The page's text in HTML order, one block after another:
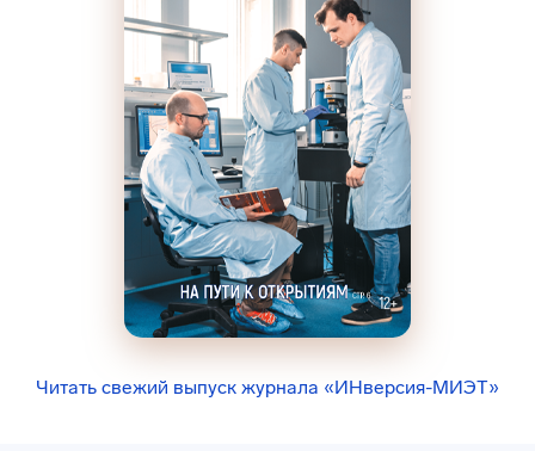
Читать свежий выпуск журнала «ИНверсия-МИЭТ»